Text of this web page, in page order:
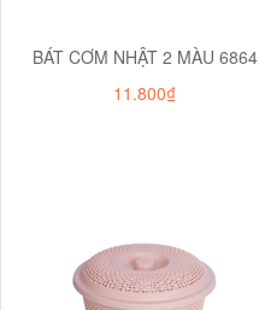
BÁT CƠM NHẬT 2 MÀU 6864
11.800₫